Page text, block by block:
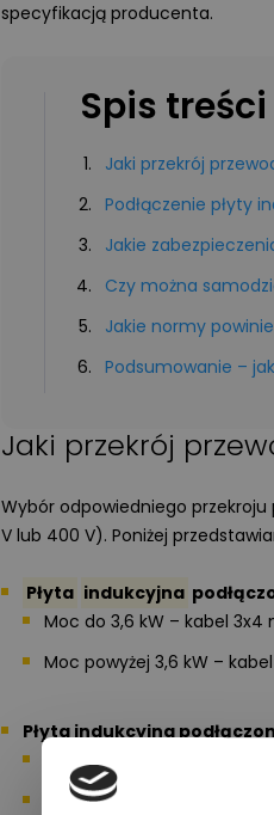
specyfikacją producenta.
Spis treści
Jaki przekrój
Podłączenie płyty
Jakie
Czy można
Jakie normy
Podsumowanie –
Jaki przekrój
Wybór odpowiedniego
V lub 400 V). Poniżej
Płyta indukcyjna
Moc do 3,6 kW – kabel 3x4
Moc powyżej 3,6 kW – kabel
Płyta indukcyjna
Moc do 7,4 kW – kabel 5x2,5
Moc powyżej 7,4 kW – kabel